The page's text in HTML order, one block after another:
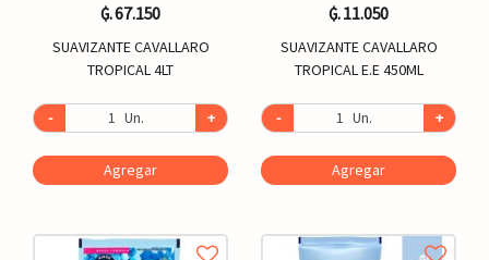
₲. 67.150
SUAVIZANTE CAVALLARO
TROPICAL 4LT
- Un. +
Agregar
₲. 11.050
SUAVIZANTE CAVALLARO
TROPICAL E.E 450ML
- Un. +
Agregar